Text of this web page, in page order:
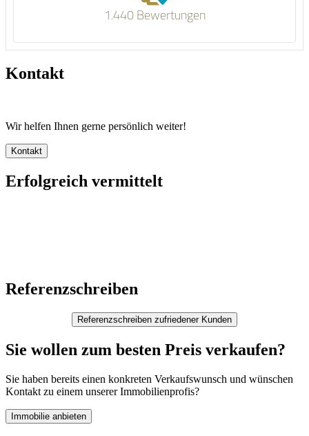
1.440 Bewertungen
Kontakt
Wir helfen Ihnen gerne persönlich weiter!
Erfolgreich vermittelt
Referenzschreiben
Sie wollen zum besten Preis verkaufen?
Sie haben bereits einen konkreten Verkaufswunsch und wünschen
Kontakt zu einem unserer Immobilienprofis?